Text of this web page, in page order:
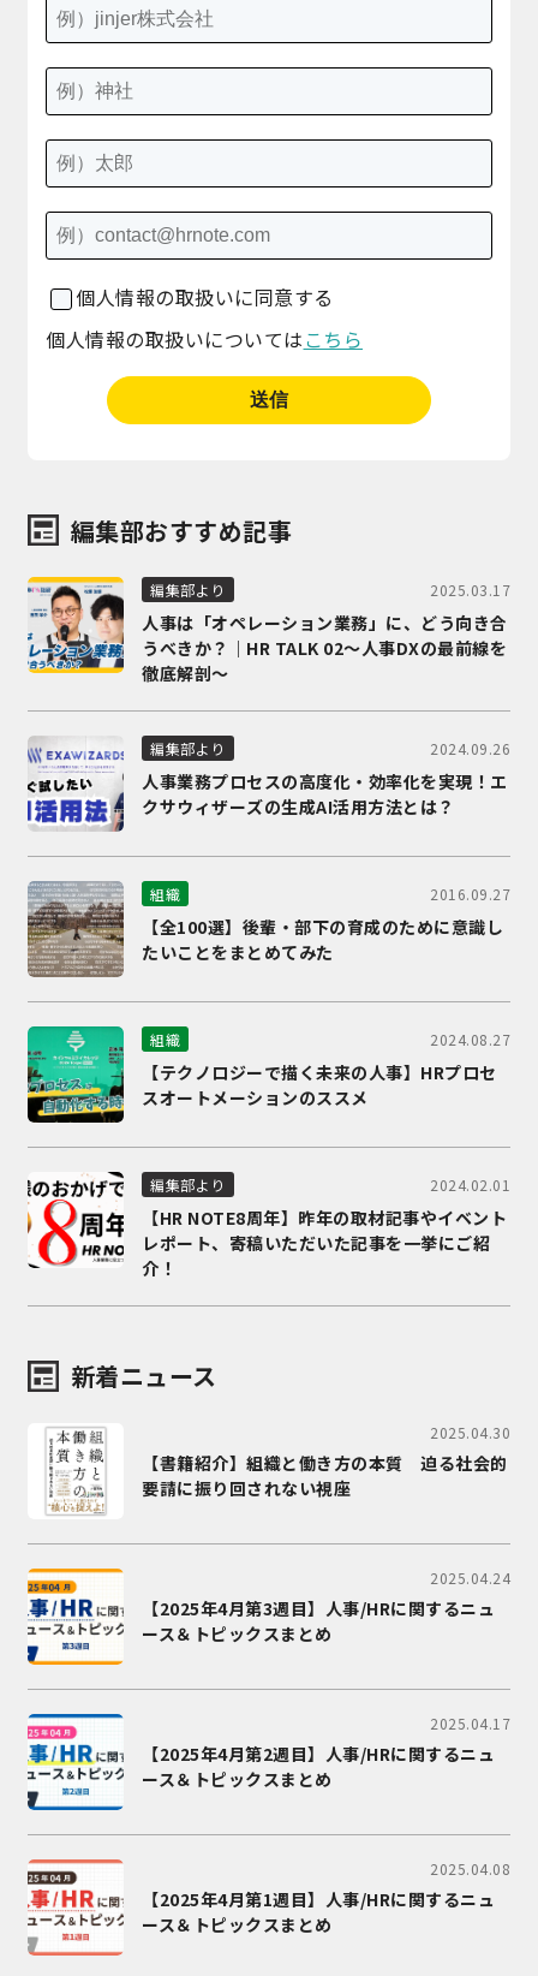
個人情報の取扱いに同意する
個人情報の取扱いについては こちら
編集部おすすめ記事
編集部より 2025.03.17
人事は「オペレーション業務」に、どう向き合
うべきか？｜HR TALK 02～人事DXの最前線を
徹底解剖～
編集部より 2024.09.26
人事業務プロセスの高度化・効率化を実現！エ
クサウィザーズの生成AI活用方法とは？
組織 2016.09.27
【全100選】後輩・部下の育成のために意識し
たいことをまとめてみた
組織 2024.08.27
【テクノロジーで描く未来の人事】HRプロセ
スオートメーションのススメ
編集部より 2024.02.01
【HR NOTE8周年】昨年の取材記事やイベント
レポート、寄稿いただいた記事を一挙にご紹
介！
新着ニュース
2025.04.30
【書籍紹介】組織と働き方の本質 迫る社会的
要請に振り回されない視座
2025.04.24
【2025年4月第3週目】人事/HRに関するニュ
ース＆トピックスまとめ
2025.04.17
【2025年4月第2週目】人事/HRに関するニュ
ース＆トピックスまとめ
2025.04.08
【2025年4月第1週目】人事/HRに関するニュ
ース＆トピックスまとめ